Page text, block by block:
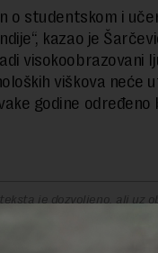
o studentskom i
kazao je
visokoobrazovani
viškova neće
godine određeno
je dozvoljeno, ali uz